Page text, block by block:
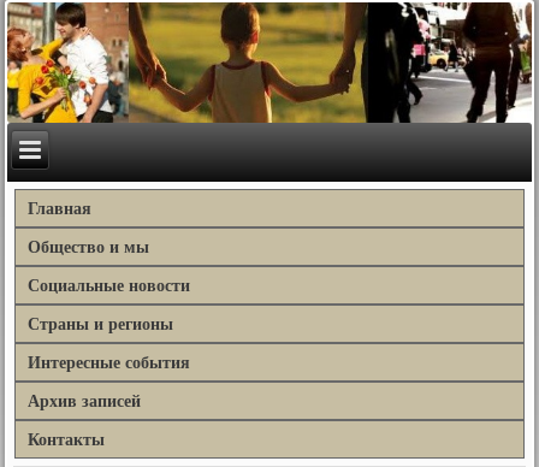
Главная
Общество и мы
Социальные новости
Страны и регионы
Интересные события
Архив записей
Контакты